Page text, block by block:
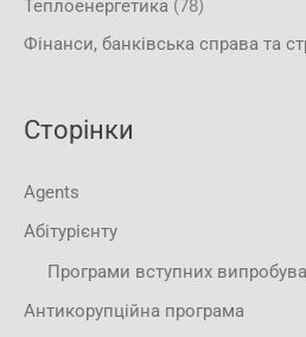
Теплоенергетика (78)
Фінанси, банківська справа та
Сторінки
Agents
Абітурієнту
Програми вступних
Антикорупційна програма